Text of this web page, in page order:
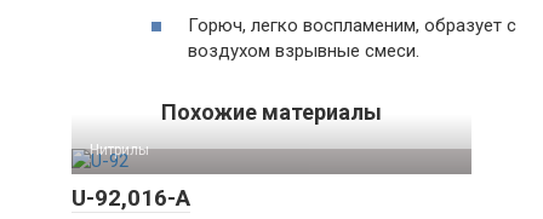
Горюч, легко воспламеним, образует с
воздухом взрывные смеси.
Похожие материалы
Нитрилы‎
U-92,016-A